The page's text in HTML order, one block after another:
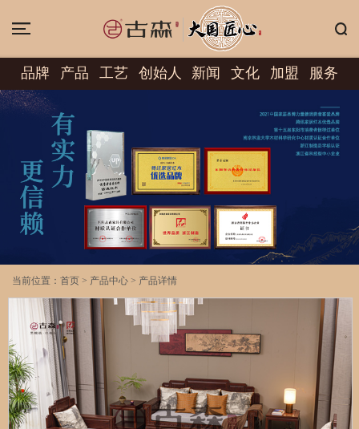
品牌 产品 工艺 创始人 新闻 文化 加盟 服务
当前位置： 首页 > 产品中心 > 产品详情